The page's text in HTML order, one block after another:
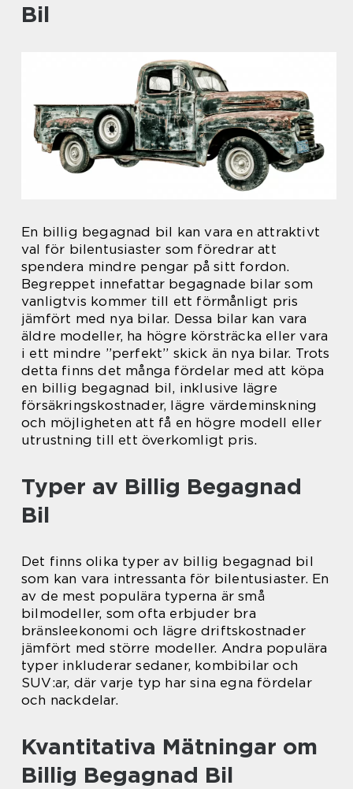
Bil
En billig begagnad bil kan vara en attraktivt
val för bilentusiaster som föredrar att
spendera mindre pengar på sitt fordon.
Begreppet innefattar begagnade bilar som
vanligtvis kommer till ett förmånligt pris
jämfört med nya bilar. Dessa bilar kan vara
äldre modeller, ha högre körsträcka eller vara
i ett mindre ”perfekt” skick än nya bilar. Trots
detta finns det många fördelar med att köpa
en billig begagnad bil, inklusive lägre
försäkringskostnader, lägre värdeminskning
och möjligheten att få en högre modell eller
utrustning till ett överkomligt pris.
Typer av Billig Begagnad
Bil
Det finns olika typer av billig begagnad bil
som kan vara intressanta för bilentusiaster. En
av de mest populära typerna är små
bilmodeller, som ofta erbjuder bra
bränsleekonomi och lägre driftskostnader
jämfört med större modeller. Andra populära
typer inkluderar sedaner, kombibilar och
SUV:ar, där varje typ har sina egna fördelar
och nackdelar.
Kvantitativa Mätningar om
Billig Begagnad Bil